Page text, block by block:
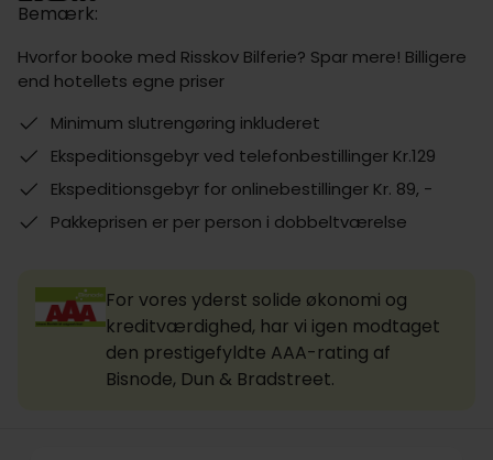
Bemærk:
Hvorfor booke med Risskov Bilferie? Spar mere! Billigere
end hotellets egne priser
Minimum slutrengøring inkluderet
Ekspeditionsgebyr ved telefonbestillinger Kr.129
Ekspeditionsgebyr for onlinebestillinger Kr. 89, -
Pakkeprisen er per person i dobbeltværelse
For vores yderst solide økonomi og
kreditværdighed, har vi igen modtaget
den prestigefyldte AAA-rating af
Bisnode, Dun & Bradstreet.